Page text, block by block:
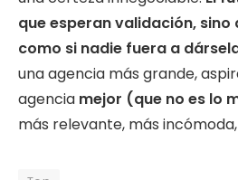
que esperan validación, sino
como si nadie fuera a
una agencia más grande,
agencia mejor (que no es lo
más relevante, más